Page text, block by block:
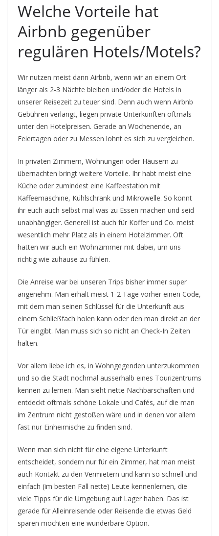
Welche Vorteile hat
Airbnb gegenüber
regulären Hotels/Motels?
Wir nutzen meist dann Airbnb, wenn wir an einem Ort
länger als 2-3 Nächte bleiben und/oder die Hotels in
unserer Reisezeit zu teuer sind. Denn auch wenn Airbnb
Gebühren verlangt, liegen private Unterkunften oftmals
unter den Hotelpreisen. Gerade an Wochenende, an
Feiertagen oder zu Messen lohnt es sich zu vergleichen.
In privaten Zimmern, Wohnungen oder Häusern zu
übernachten bringt weitere Vorteile. Ihr habt meist eine
Küche oder zumindest eine Kaffeestation mit
Kaffeemaschine, Kühlschrank und Mikrowelle. So könnt
ihr euch auch selbst mal was zu Essen machen und seid
unabhängiger. Generell ist auch für Koffer und Co. meist
wesentlich mehr Platz als in einem Hotelzimmer. Oft
hatten wir auch ein Wohnzimmer mit dabei, um uns
richtig wie zuhause zu fühlen.
Die Anreise war bei unseren Trips bisher immer super
angenehm. Man erhält meist 1-2 Tage vorher einen Code,
mit dem man seinen Schlüssel für die Unterkunft aus
einem Schließfach holen kann oder den man direkt an der
Tür eingibt. Man muss sich so nicht an Check-In Zeiten
halten.
Vor allem liebe ich es, in Wohngegenden unterzukommen
und so die Stadt nochmal ausserhalb eines Tourizentrums
kennen zu lernen. Man sieht nette Nachbarschaften und
entdeckt oftmals schöne Lokale und Cafés, auf die man
im Zentrum nicht gestoßen wäre und in denen vor allem
fast nur Einheimische zu finden sind.
Wenn man sich nicht für eine eigene Unterkunft
entscheidet, sondern nur für ein Zimmer, hat man meist
auch Kontakt zu den Vermietern und kann so schnell und
einfach (im besten Fall nette) Leute kennenlernen, die
viele Tipps für die Umgebung auf Lager haben. Das ist
gerade für Alleinreisende oder Reisende die etwas Geld
sparen möchten eine wunderbare Option.